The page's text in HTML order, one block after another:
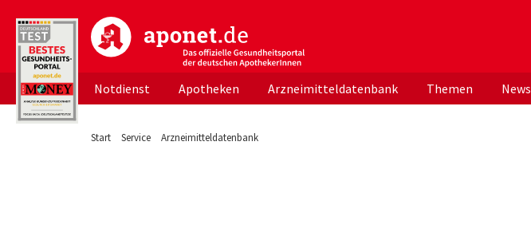
aponet.de - Das offizielle Gesundheitsportal der deutschen ApothekerInnen
Notdienst Apotheken Arzneimitteldatenbank Themen
Start Service Arzneimitteldatenbank